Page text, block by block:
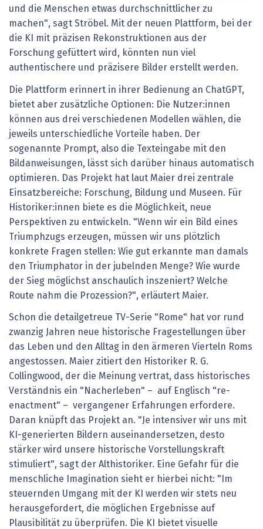
und die Menschen etwas durchschnittlicher zu
machen", sagt Ströbel. Mit der neuen Plattform, bei der
die KI mit präzisen Rekonstruktionen aus der
Forschung gefüttert wird, könnten nun viel
authentischere und präzisere Bilder erstellt werden.
Die Plattform erinnert in ihrer Bedienung an ChatGPT,
bietet aber zusätzliche Optionen: Die Nutzer:innen
können aus drei verschiedenen Modellen wählen, die
jeweils unterschiedliche Vorteile haben. Der
sogenannte Prompt, also die Texteingabe mit den
Bildanweisungen, lässt sich darüber hinaus automatisch
optimieren. Das Projekt hat laut Maier drei zentrale
Einsatzbereiche: Forschung, Bildung und Museen. Für
Historiker:innen biete es die Möglichkeit, neue
Perspektiven zu entwickeln. "Wenn wir ein Bild eines
Triumphzugs erzeugen, müssen wir uns plötzlich
konkrete Fragen stellen: Wie gut erkannte man damals
den Triumphator in der jubelnden Menge? Wie wurde
der Sieg möglichst anschaulich inszeniert? Welche
Route nahm die Prozession?", erläutert Maier.
Schon die detailgetreue TV-Serie "Rome" hat vor rund
zwanzig Jahren neue historische Fragestellungen über
das Leben und den Alltag in den ärmeren Vierteln Roms
angestossen. Maier zitiert den Historiker R. G.
Collingwood, der die Meinung vertrat, dass historisches
Verständnis ein "Nacherleben" – auf Englisch "re-
enactment" – vergangener Erfahrungen erfordere.
Daran knüpft das Projekt an. "Je intensiver wir uns mit
KI-generierten Bildern auseinandersetzen, desto
stärker wird unsere historische Vorstellungskraft
stimuliert", sagt der Althistoriker. Eine Gefahr für die
menschliche Imagination sieht er hierbei nicht: "Im
steuernden Umgang mit der KI werden wir stets neu
herausgefordert, die möglichen Ergebnisse auf
Plausibilität zu überprüfen. Die KI bietet visuelle